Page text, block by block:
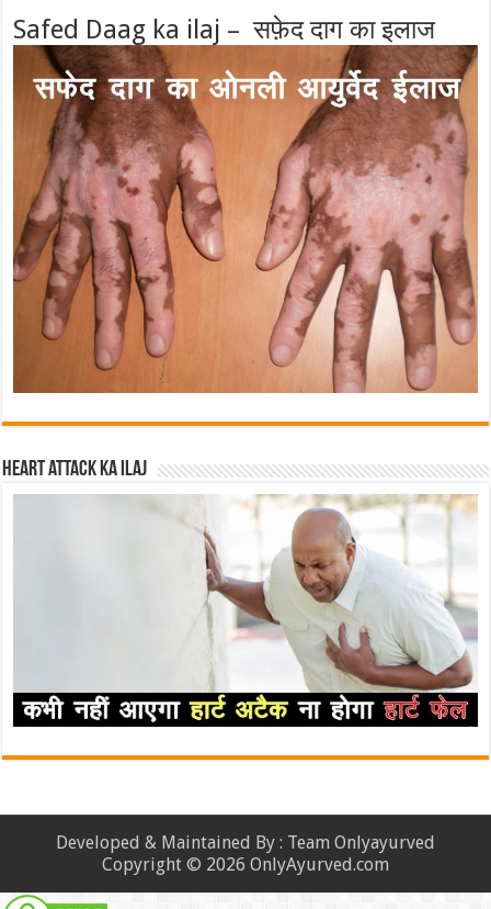
Safed Daag ka ilaj – सफ़ेद दाग का इलाज
Heart attack ka ilaj
Developed & Maintained By : Team Onlyayurved
Copyright © 2026 OnlyAyurved.com